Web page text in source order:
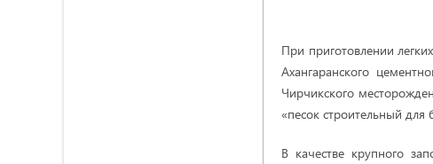
При приготовлении
Ахангаранского
Чирчикского
«песок строительный для
В качестве крупного